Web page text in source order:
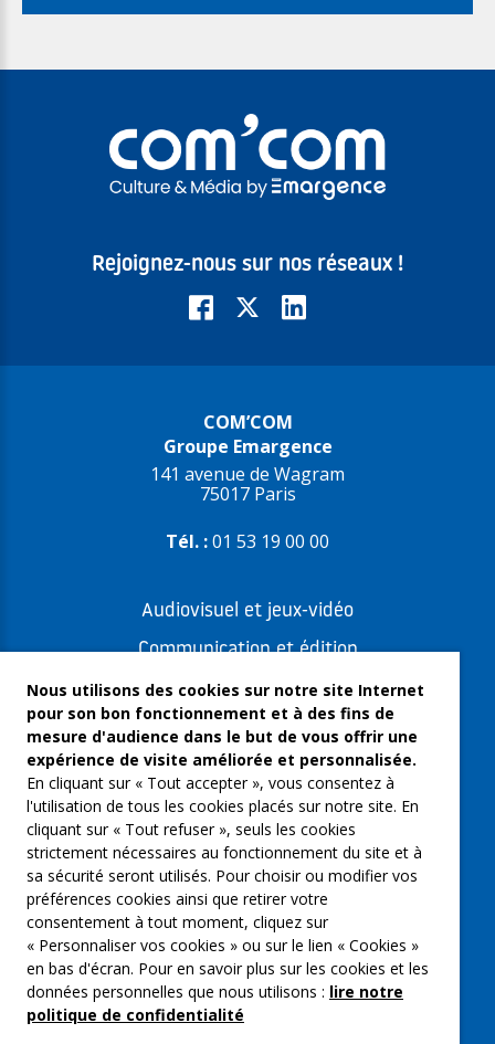
Rejoignez-nous sur nos réseaux !
COM’COM
Groupe Emargence
141 avenue de Wagram
75017 Paris
Tél. :01 53 19 00 00
Audiovisuel et jeux-vidéo
Communication et édition
Freelances et artistes-auteurs
Musique et spectacles
Qui sommes-nous ?
Groupe Emargence
C’moi le chef
Actualités
Contactez nous
Mentions légales
Gestion des cookies
Nous utilisons des cookies sur notre site Internet
pour son bon fonctionnement et à des fins de
mesure d'audience dans le but de vous offrir une
expérience de visite améliorée et personnalisée.
En cliquant sur « Tout accepter », vous consentez à
l'utilisation de tous les cookies placés sur notre site. En
cliquant sur « Tout refuser », seuls les cookies
strictement nécessaires au fonctionnement du site et à
sa sécurité seront utilisés. Pour choisir ou modifier vos
préférences cookies ainsi que retirer votre
consentement à tout moment, cliquez sur
« Personnaliser vos cookies » ou sur le lien « Cookies »
en bas d'écran. Pour en savoir plus sur les cookies et les
données personnelles que nous utilisons : lire notre
politique de confidentialité